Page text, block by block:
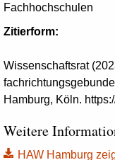
Fachhochschulen
Zitierform:
Wissenschaftsrat
Hamburg, Köln.
Weitere
HAW Hamburg